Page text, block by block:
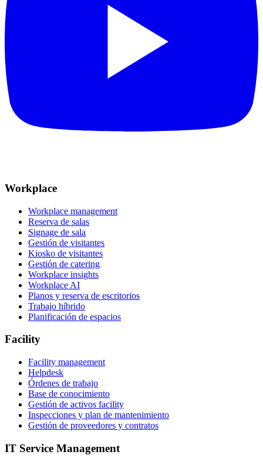
Workplace
Workplace management
Reserva de salas
Signage de sala
Gestión de visitantes
Kiosko de visitantes
Gestión de catering
Workplace insights
Workplace AI
Planos y reserva de escritorios
Trabajo híbrido
Planificación de espacios
Facility
Facility management
Helpdesk
Órdenes de trabajo
Base de conocimiento
Gestión de activos facility
Inspecciones y plan de mantenimiento
Gestión de proveedores y contratos
IT Service Management